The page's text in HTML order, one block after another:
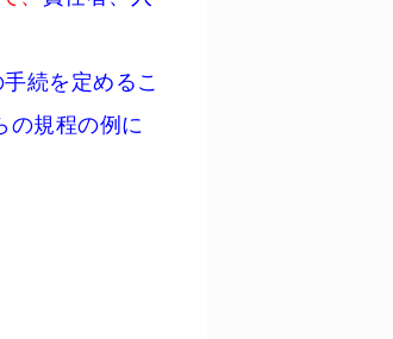
続を定めるこ
の規程の例に